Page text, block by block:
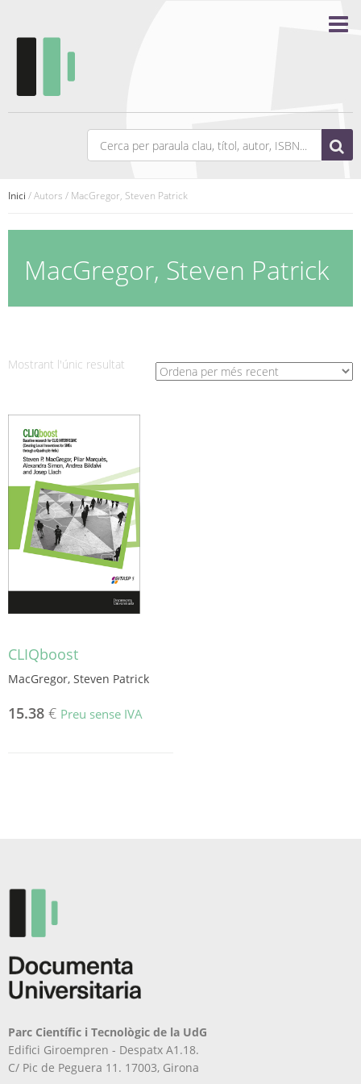
Inici / Autors / MacGregor, Steven Patrick
MacGregor, Steven Patrick
Mostrant l'únic resultat
CLIQboost
MacGregor, Steven Patrick
15.38 € Preu sense IVA
Parc Científic i Tecnològic de la UdG
Edifici Giroempren - Despatx A1.18.
C/ Pic de Peguera 11. 17003, Girona